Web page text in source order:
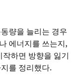
량을 늘리는 경우
에너지를 쓰는지,
하면 방향을 잃기
를 정리했다.